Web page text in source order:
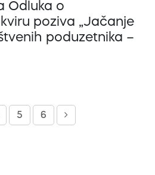
Odluka o
poziva „Jačanje
poduzetnika –
5 6